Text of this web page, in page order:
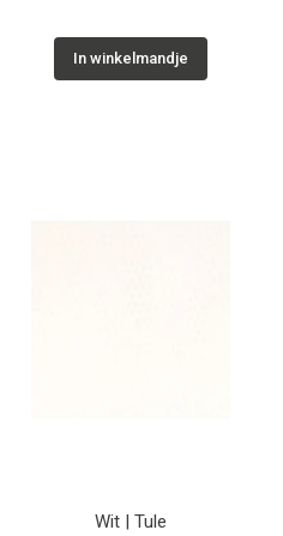
In winkelmandje
Wit | Tule